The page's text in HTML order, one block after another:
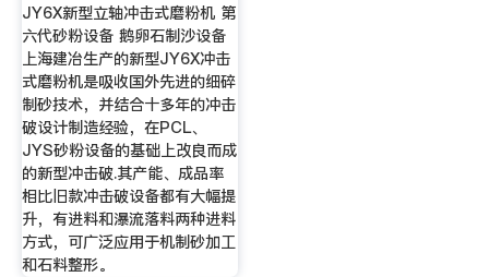
JY6X新型立轴冲击式磨粉机 第
六代砂粉设备 鹅卵石制沙设备
上海建冶生产的新型JY6X冲击
式磨粉机是吸收国外先进的细碎
制砂技术，并结合十多年的冲击
破设计制造经验，在PCL、
JYS砂粉设备的基础上改良而成
的新型冲击破.其产能、成品率
相比旧款冲击破设备都有大幅提
升，有进料和瀑流落料两种进料
方式，可广泛应用于机制砂加工
和石料整形。